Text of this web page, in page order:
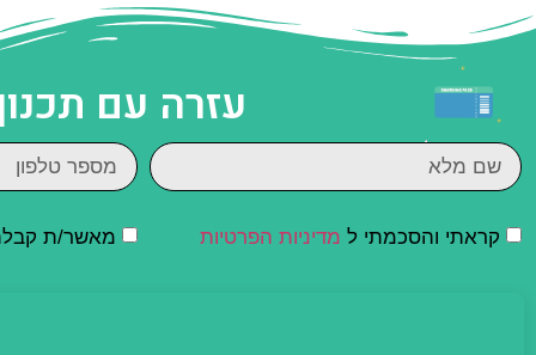
עזרה עם
קראתי והסכמתי ל מדיניות הפרטיות מאשר/ת קבלת